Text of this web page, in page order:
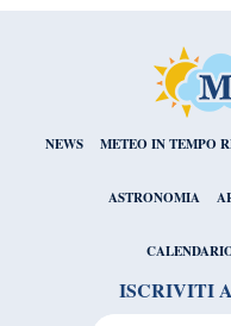
NEWS METEO IN TEMPO
ASTRONOMIA
ISCRIVITI